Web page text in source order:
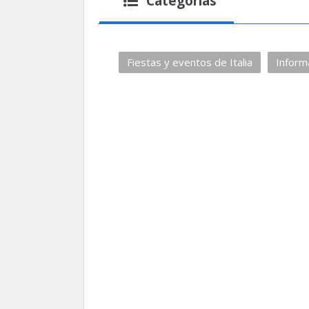
Fiestas y eventos de Italia